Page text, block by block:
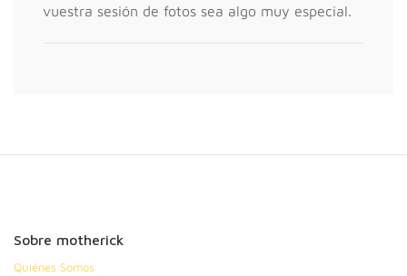
vuestra sesión de fotos sea algo muy especial.
Sobre motherick
Quiénes Somos